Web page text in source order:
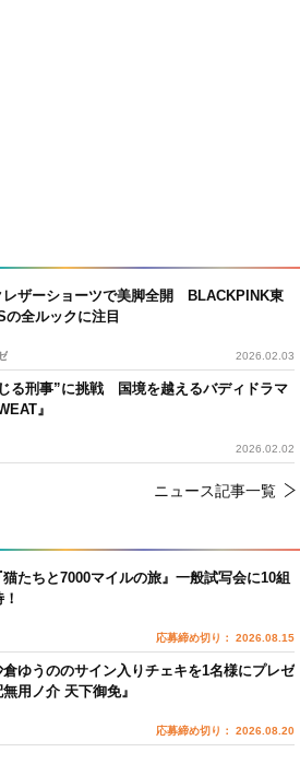
レザーショーツで美脚全開 BLACKPINK東
の全ルックに注目
2026.02.03
る刑事”に挑戦 国境を越えるバディドラマ
』
2026.02.02
ニュース記事一覧
猫たちと7000マイルの旅』一般試写会に10組
応募締め切り： 2026.08.15
倉ゆうののサイン入りチェキを1名様にプレゼ
用ノ介 天下御免』
応募締め切り： 2026.08.20